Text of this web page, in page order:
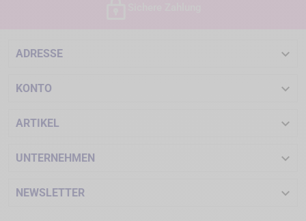
ADRESSE 
KONTO 
ARTIKEL 
UNTERNEHMEN 
NEWSLETTER 